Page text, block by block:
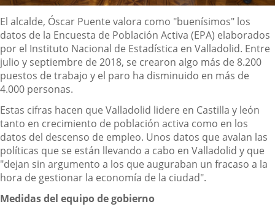
Descripción
El alcalde, Óscar Puente valora como "buenísimos" los
datos de la Encuesta de Población Activa (EPA) elaborados
por el Instituto Nacional de Estadística en Valladolid. Entre
julio y septiembre de 2018, se crearon algo más de 8.200
puestos de trabajo y el paro ha disminuido en más de
4.000 personas.
Estas cifras hacen que Valladolid lidere en Castilla y león
tanto en crecimiento de población activa como en los
datos del descenso de empleo. Unos datos que avalan las
políticas que se están llevando a cabo en Valladolid y que
"dejan sin argumento a los que auguraban un fracaso a la
hora de gestionar la economía de la ciudad".
Medidas del equipo de gobierno